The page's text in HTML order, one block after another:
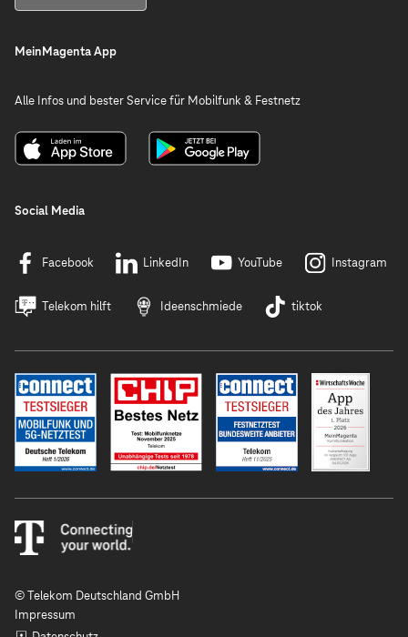
MeinMagenta App
Alle Infos und bester Service für Mobilfunk & Festnetz
Social Media
Facebook LinkedIn YouTube Instagram
Telekom hilft Ideenschmiede tiktok
© Telekom Deutschland GmbH
Impressum